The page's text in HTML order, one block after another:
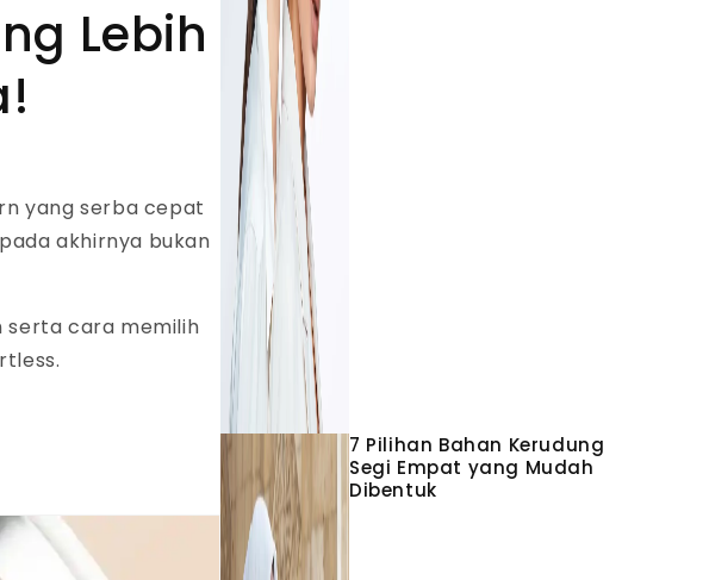
Lebih
yang serba cepat
akhirnya bukan
serta cara memilih
7 Pilihan Bahan Kerudung
Segi Empat yang Mudah
Dibentuk